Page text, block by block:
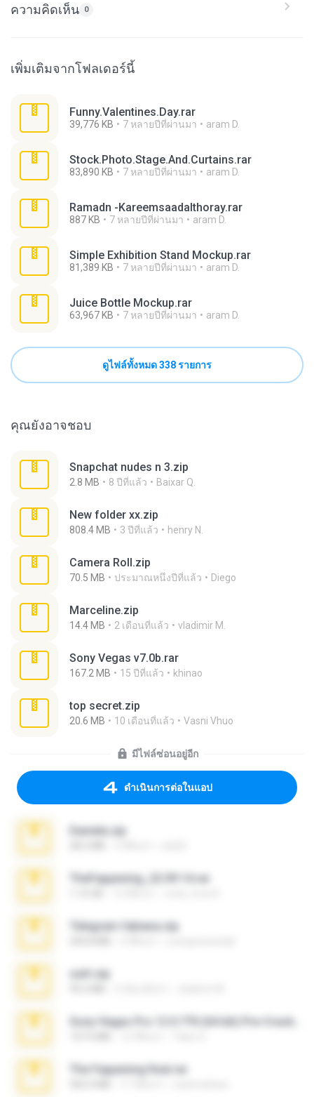
ความคิดเห็น 0
เพิ่มเติมจากโฟลเดอร์นี้
Funny.Valentines.Day.rar
39,776 KB 7 หลายปีที่ผ่านมา aram D.
Stock.Photo.Stage.And.Curtains.rar
83,890 KB 7 หลายปีที่ผ่านมา aram D.
Ramadn -Kareemsaadalthoray.rar
887 KB 7 หลายปีที่ผ่านมา aram D.
Simple Exhibition Stand Mockup.rar
81,389 KB 7 หลายปีที่ผ่านมา aram D.
Juice Bottle Mockup.rar
63,967 KB 7 หลายปีที่ผ่านมา aram D.
ดูไฟล์ทั้งหมด 338 รายการ
คุณยังอาจชอบ
Snapchat nudes n 3.zip
2.8 MB 8 ปีที่แล้ว Baixar Q.
New folder xx.zip
808.4 MB 3 ปีที่แล้ว henry N.
Camera Roll.zip
70.5 MB ประมาณหนึ่งปีที่แล้ว Diego
Marceline.zip
14.4 MB 2 เดือนที่แล้ว vladimir M.
Sony Vegas v7.0b.rar
167.2 MB 15 ปีที่แล้ว khinao
top secret.zip
20.6 MB 10 เดือนที่แล้ว Vasni Vhuo
มีไฟล์ซ่อนอยู่อีก
ดำเนินการต่อในแอป
Daniela.zip
TheFappening_22.09.14.rar
Telegram fabiana.zip
ouh!.zip
The Fappening final.rar